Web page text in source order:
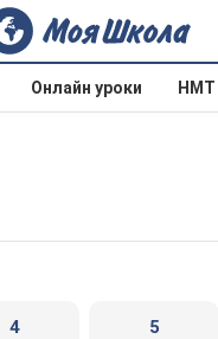
Онлайн уроки НМТ
4 5